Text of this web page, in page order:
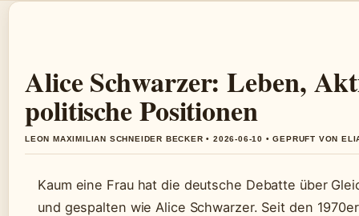
Alice Schwarzer: Leben,
politische Positionen
LEON MAXIMILIAN SCHNEIDER BECKER • 2026-06-10 • GEPRUFT VON
Kaum eine Frau hat die deutsche Debatte über
und gespalten wie Alice Schwarzer. Seit den